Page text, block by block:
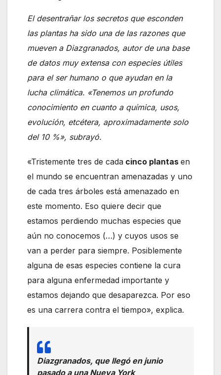
El desentrañar los secretos que esconden
las plantas ha sido una de las razones que
mueven a Diazgranados, autor de una base
de datos muy extensa con especies útiles
para el ser humano o que ayudan en la
lucha climática. «Tenemos un profundo
conocimiento en cuanto a química, usos,
evolución, etcétera, aproximadamente solo
del 10 %», subrayó.
«Tristemente tres de cada cinco plantas en
el mundo se encuentran amenazadas y uno
de cada tres árboles está amenazado en
este momento. Eso quiere decir que
estamos perdiendo muchas especies que
aún no conocemos (…) y cuyos usos se
van a perder para siempre. Posiblemente
alguna de esas especies contiene la cura
para alguna enfermedad importante y
estamos dejando que desaparezca. Por eso
es una carrera contra el tiempo», explica.
Diazgranados, que llegó en junio
pasado a una Nueva York